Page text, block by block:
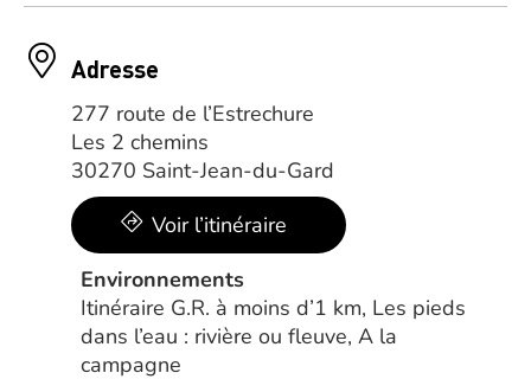
Adresse
277 route de l’Estrechure
Les 2 chemins
30270 Saint-Jean-du-Gard
Voir l’itinéraire
Environnements
Itinéraire G.R. à moins d’1 km, Les pieds
dans l’eau : rivière ou fleuve, A la
campagne